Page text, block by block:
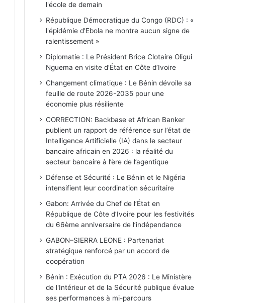
l'école de demain
République Démocratique du Congo (RDC) : «
l'épidémie d'Ebola ne montre aucun signe de
ralentissement »
Diplomatie : Le Président Brice Clotaire Oligui
Nguema en visite d’État en Côte d’Ivoire
Changement climatique : Le Bénin dévoile sa
feuille de route 2026-2035 pour une
économie plus résiliente
CORRECTION: Backbase et African Banker
publient un rapport de référence sur l’état de
Intelligence Artificielle (IA) dans le secteur
bancaire africain en 2026 : la réalité du
secteur bancaire à l’ère de l’agentique
Défense et Sécurité : Le Bénin et le Nigéria
intensifient leur coordination sécuritaire
Gabon: Arrivée du Chef de l’État en
République de Côte d’Ivoire pour les festivités
du 66ème anniversaire de l’indépendance
GABON–SIERRA LEONE : Partenariat
stratégique renforcé par un accord de
coopération
Bénin : Exécution du PTA 2026 : Le Ministère
de l'Intérieur et de la Sécurité publique évalue
ses performances à mi-parcours